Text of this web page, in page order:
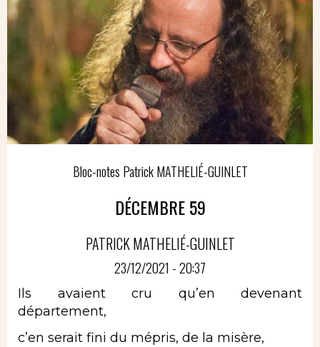
Bloc-notes Patrick MATHELIÉ-GUINLET
DÉCEMBRE 59
PATRICK MATHELIÉ-GUINLET
23/12/2021 - 20:37
Ils avaient cru qu’en devenant
département,
c’en serait fini du mépris, de la misère,